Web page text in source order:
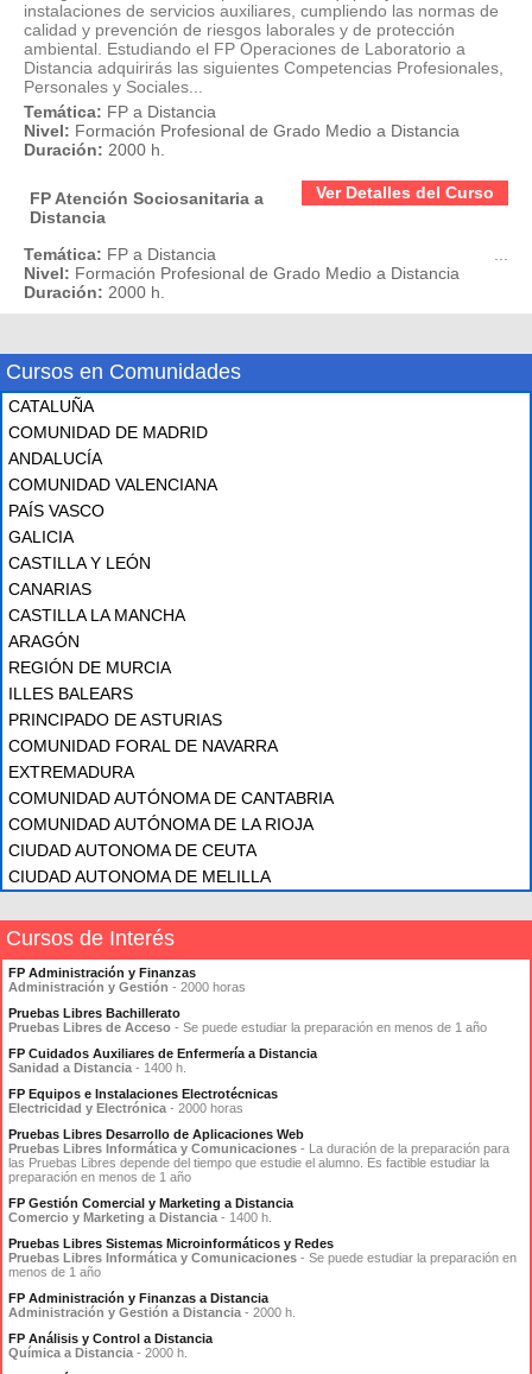
instalaciones de servicios auxiliares, cumpliendo las normas de
calidad y prevención de riesgos laborales y de protección
ambiental. Estudiando el FP Operaciones de Laboratorio a
Distancia adquirirás las siguientes Competencias Profesionales,
Personales y Sociales...
Temática: FP a Distancia
Nivel: Formación Profesional de Grado Medio a Distancia
Duración: 2000 h.
Ver Detalles del Curso
FP Atención Sociosanitaria a
Distancia
Temática: FP a Distancia
Nivel: Formación Profesional de Grado Medio a Distancia
Duración: 2000 h.
Cursos en Comunidades
CATALUÑA
COMUNIDAD DE MADRID
ANDALUCÍA
COMUNIDAD VALENCIANA
PAÍS VASCO
GALICIA
CASTILLA Y LEÓN
CANARIAS
CASTILLA LA MANCHA
ARAGÓN
REGIÓN DE MURCIA
ILLES BALEARS
PRINCIPADO DE ASTURIAS
COMUNIDAD FORAL DE NAVARRA
EXTREMADURA
COMUNIDAD AUTÓNOMA DE CANTABRIA
COMUNIDAD AUTÓNOMA DE LA RIOJA
CIUDAD AUTONOMA DE CEUTA
CIUDAD AUTONOMA DE MELILLA
Cursos de Interés
FP Administración y Finanzas
Administración y Gestión - 2000 horas
Pruebas Libres Bachillerato
Pruebas Libres de Acceso - Se puede estudiar la preparación en menos de 1 año
FP Cuidados Auxiliares de Enfermería a Distancia
Sanidad a Distancia - 1400 h.
FP Equipos e Instalaciones Electrotécnicas
Electricidad y Electrónica - 2000 horas
Pruebas Libres Desarrollo de Aplicaciones Web
Pruebas Libres Informática y Comunicaciones - La duración de la preparación para
las Pruebas Libres depende del tiempo que estudie el alumno. Es factible estudiar la
preparación en menos de 1 año
FP Gestión Comercial y Marketing a Distancia
Comercio y Marketing a Distancia - 1400 h.
Pruebas Libres Sistemas Microinformáticos y Redes
Pruebas Libres Informática y Comunicaciones - Se puede estudiar la preparación en
menos de 1 año
FP Administración y Finanzas a Distancia
Administración y Gestión a Distancia - 2000 h.
FP Análisis y Control a Distancia
Química a Distancia - 2000 h.